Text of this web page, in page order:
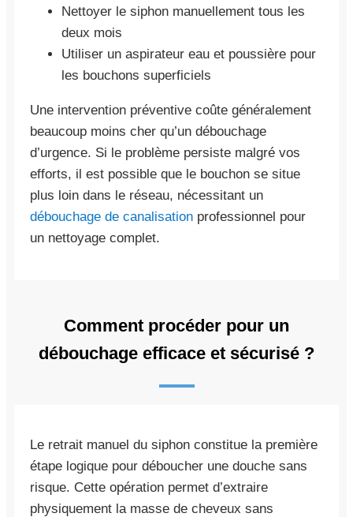
Nettoyer le siphon manuellement tous les
deux mois
Utiliser un aspirateur eau et poussière pour
les bouchons superficiels
Une intervention préventive coûte généralement
beaucoup moins cher qu’un débouchage
d’urgence. Si le problème persiste malgré vos
efforts, il est possible que le bouchon se situe
plus loin dans le réseau, nécessitant un
débouchage de canalisation professionnel pour
un nettoyage complet.
Comment procéder pour un
débouchage efficace et sécurisé ?
Le retrait manuel du siphon constitue la première
étape logique pour déboucher une douche sans
risque. Cette opération permet d’extraire
physiquement la masse de cheveux sans